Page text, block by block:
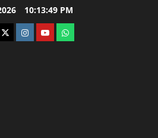
10:13:50 PM
twitterinstagram.com
youtubewhatsapp